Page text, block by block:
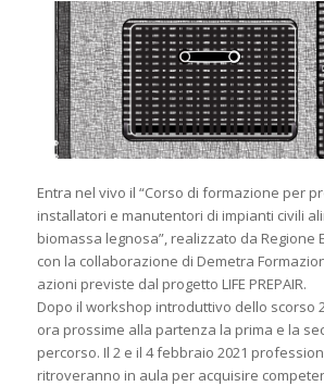
Entra nel vivo il “Corso di formazione per
installatori e manutentori di impianti civili
biomassa legnosa”, realizzato da Regione
con la collaborazione di Demetra
azioni previste dal progetto LIFE PREPAIR.
Dopo il workshop introduttivo dello scorso
ora prossime alla partenza la prima e la
percorso. Il 2 e il 4 febbraio 2021
ritroveranno in aula per acquisire